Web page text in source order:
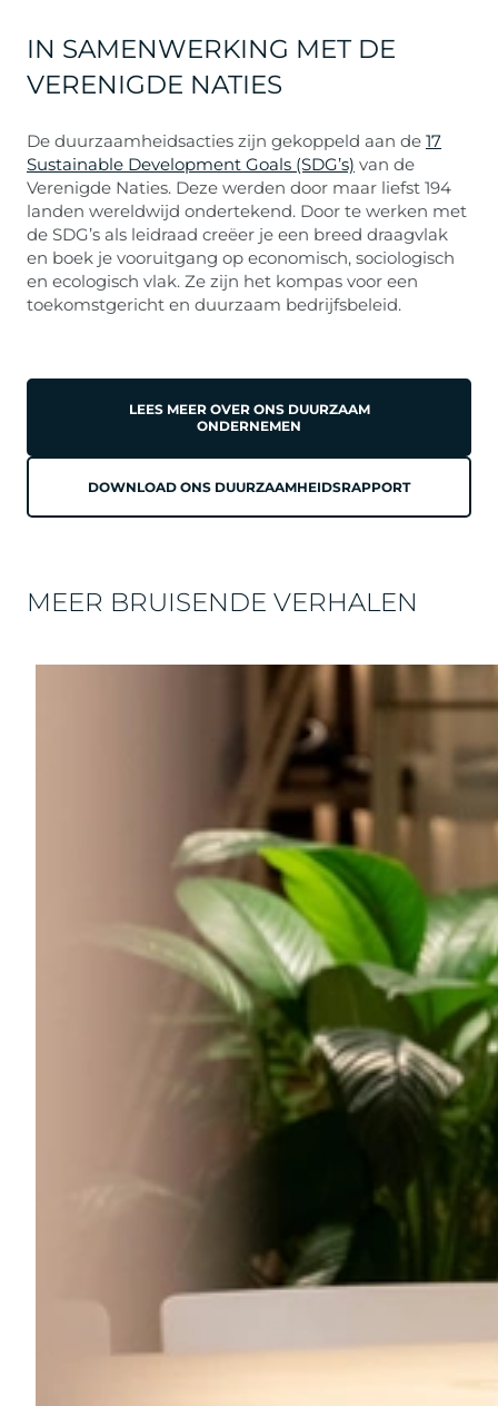
IN SAMENWERKING MET DE
VERENIGDE NATIES
De duurzaamheidsacties zijn gekoppeld aan de 17
Sustainable Development Goals (SDG’s) van de
Verenigde Naties. Deze werden door maar liefst 194
landen wereldwijd ondertekend. Door te werken met
de SDG’s als leidraad creëer je een breed draagvlak
en boek je vooruitgang op economisch, sociologisch
en ecologisch vlak. Ze zijn het kompas voor een
toekomstgericht en duurzaam bedrijfsbeleid.
LEES MEER OVER ONS DUURZAAM
ONDERNEMEN
DOWNLOAD ONS DUURZAAMHEIDSRAPPORT
MEER BRUISENDE VERHALEN